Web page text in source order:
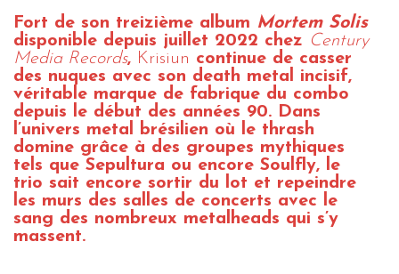
Fort de son treizième album Mortem Solis
disponible depuis juillet 2022 chez Century
Media Records, Krisiun continue de casser
des nuques avec son death metal incisif,
véritable marque de fabrique du combo
depuis le début des années 90. Dans
l’univers metal brésilien où le thrash
domine grâce à des groupes mythiques
tels que Sepultura ou encore Soulfly, le
trio sait encore sortir du lot et repeindre
les murs des salles de concerts avec le
sang des nombreux metalheads qui s’y
massent.